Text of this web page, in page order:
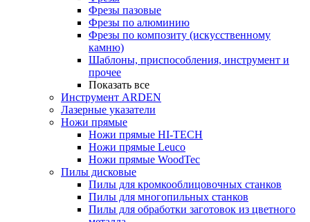
Фрезы пазовые
Фрезы по алюминию
Фрезы по композиту (искусственному
камню)
Шаблоны, приспособления, инструмент и
прочее
Показать все
Инструмент ARDEN
Лазерные указатели
Ножи прямые
Ножи прямые HI-TECH
Ножи прямые Leuco
Ножи прямые WoodTec
Пилы дисковые
Пилы для кромкооблицовочных станков
Пилы для многопильных станков
Пилы для обработки заготовок из цветного